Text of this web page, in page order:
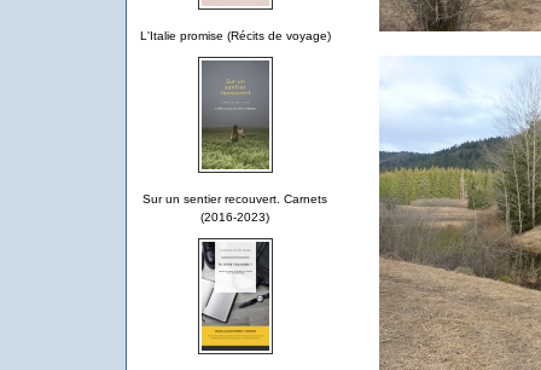
L'Italie promise (Récits de voyage)
Sur un sentier recouvert. Carnets
(2016-2023)